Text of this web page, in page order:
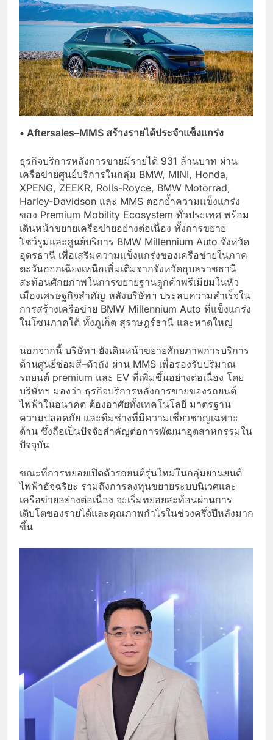
• Aftersales–MMS สร้างรายได้ประจำแข็งแกร่ง
ธุรกิจบริการหลังการขายมีรายได้ 931 ล้านบาท ผ่าน
เครือข่ายศูนย์บริการในกลุ่ม BMW, MINI, Honda,
XPENG, ZEEKR, Rolls-Royce, BMW Motorrad,
Harley-Davidson และ MMS ตอกย้ำความแข็งแกร่ง
ของ Premium Mobility Ecosystem ทั่วประเทศ พร้อม
เดินหน้าขยายเครือข่ายอย่างต่อเนื่อง ทั้งการขยาย
โชว์รูมและศูนย์บริการ BMW Millennium Auto จังหวัด
อุดรธานี เพื่อเสริมความแข็งแกร่งของเครือข่ายในภาค
ตะวันออกเฉียงเหนือเพิ่มเติมจากจังหวัดอุบลราชธานี
สะท้อนศักยภาพในการขยายฐานลูกค้าพรีเมียมในหัว
เมืองเศรษฐกิจสำคัญ หลังบริษัทฯ ประสบความสำเร็จใน
การสร้างเครือข่าย BMW Millennium Auto ที่แข็งแกร่ง
ในโซนภาคใต้ ทั้งภูเก็ต สุราษฎร์ธานี และหาดใหญ่
นอกจากนี้ บริษัทฯ ยังเดินหน้าขยายศักยภาพการบริการ
ด้านศูนย์ซ่อมสี–ตัวถัง ผ่าน MMS เพื่อรองรับปริมาณ
รถยนต์ premium และ EV ที่เพิ่มขึ้นอย่างต่อเนื่อง โดย
บริษัทฯ มองว่า ธุรกิจบริการหลังการขายของรถยนต์
ไฟฟ้าในอนาคต ต้องอาศัยทั้งเทคโนโลยี มาตรฐาน
ความปลอดภัย และทีมช่างที่มีความเชี่ยวชาญเฉพาะ
ด้าน ซึ่งถือเป็นปัจจัยสำคัญต่อการพัฒนาอุตสาหกรรมใน
ปัจจุบัน
ขณะที่การทยอยเปิดตัวรถยนต์รุ่นใหม่ในกลุ่มยานยนต์
ไฟฟ้าอัจฉริยะ รวมถึงการลงทุนขยายระบบนิเวศและ
เครือข่ายอย่างต่อเนื่อง จะเริ่มทยอยสะท้อนผ่านการ
เติบโตของรายได้และคุณภาพกำไรในช่วงครึ่งปีหลังมาก
ขึ้น